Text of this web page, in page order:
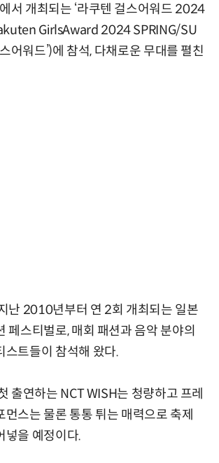
서 개최되는 ‘라쿠텐 걸스어워드 2024
GirlsAward 2024 SPRING/SU
어워드’)에 참석, 다채로운 무대를 펼친
난 2010년부터 연 2회 개최되는 일본
페스티벌로, 매회 패션과 음악 분야의
스트들이 참석해 왔다.
출연하는 NCT WISH는 청량하고 프레
먼스는 물론 통통 튀는 매력으로 축제
넣을 예정이다.